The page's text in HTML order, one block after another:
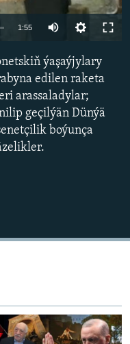
1:55
ýaşaýjylary
edilen raketa
arassaladylar;
geçilýän Dünýä
boýunça